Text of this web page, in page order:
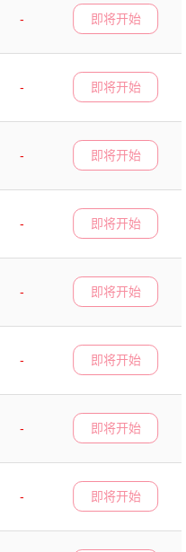
-
即将开始
-
即将开始
-
即将开始
-
即将开始
-
即将开始
-
即将开始
-
即将开始
-
即将开始